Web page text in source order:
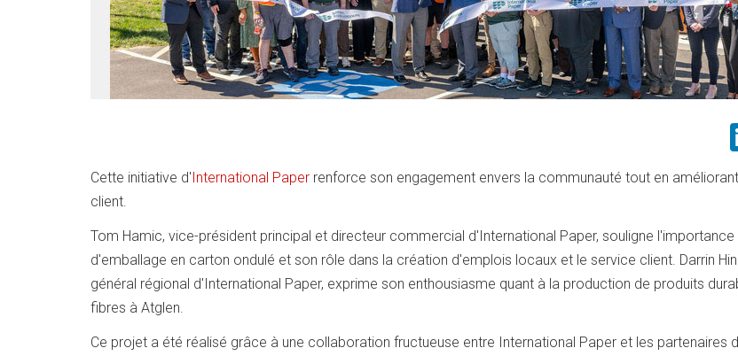
Cette initiative d'International Paper renforce son engagement envers la communauté tout en
client.
Tom Hamic, vice-président principal et directeur commercial d'International Paper, souligne
d'emballage en carton ondulé et son rôle dans la création d'emplois locaux et le service client. Darrin
général régional d'International Paper, exprime son enthousiasme quant à la production de produits
fibres à Atglen.
Ce projet a été réalisé grâce à une collaboration fructueuse entre International Paper et les partenaires